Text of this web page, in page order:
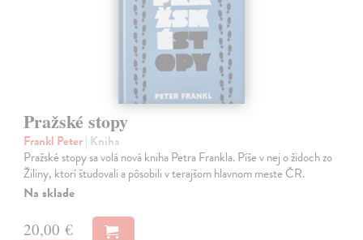
Pražské stopy
Frankl Peter| Kniha
Pražské stopy sa volá nová kniha Petra Frankla. Píše v nej o židoch zo
Žiliny, ktorí študovali a pôsobili v terajšom hlavnom meste ČR.
Na sklade
20,00 €